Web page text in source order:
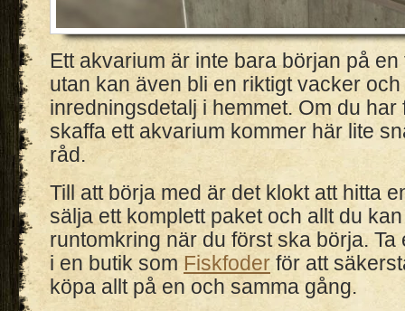
Ett akvarium är inte bara början på
utan kan även bli en riktigt vacker
inredningsdetalj i hemmet. Om du har
skaffa ett akvarium kommer här lite
råd.
Till att börja med är det klokt att hitta
sälja ett komplett paket och allt du
runtomkring när du först ska börja. Ta
i en butik som Fiskfoder för att
köpa allt på en och samma gång.